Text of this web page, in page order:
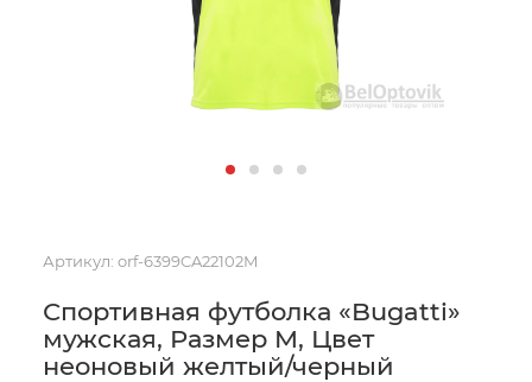
Артикул: orf-6399CA22102M
Спортивная футболка «Bugatti»
мужская, Размер M, Цвет
неоновый желтый/черный